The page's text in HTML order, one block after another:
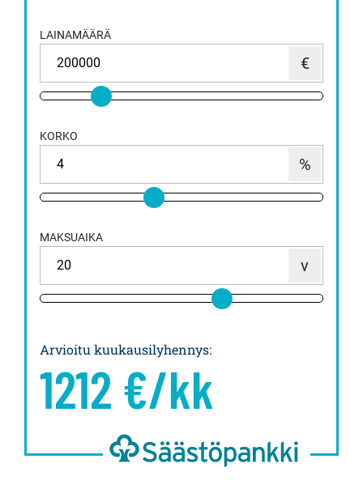
LAINAMÄÄRÄ
KORKO
MAKSUAIKA
Arvioitu kuukausilyhennys:
1212 €/kk